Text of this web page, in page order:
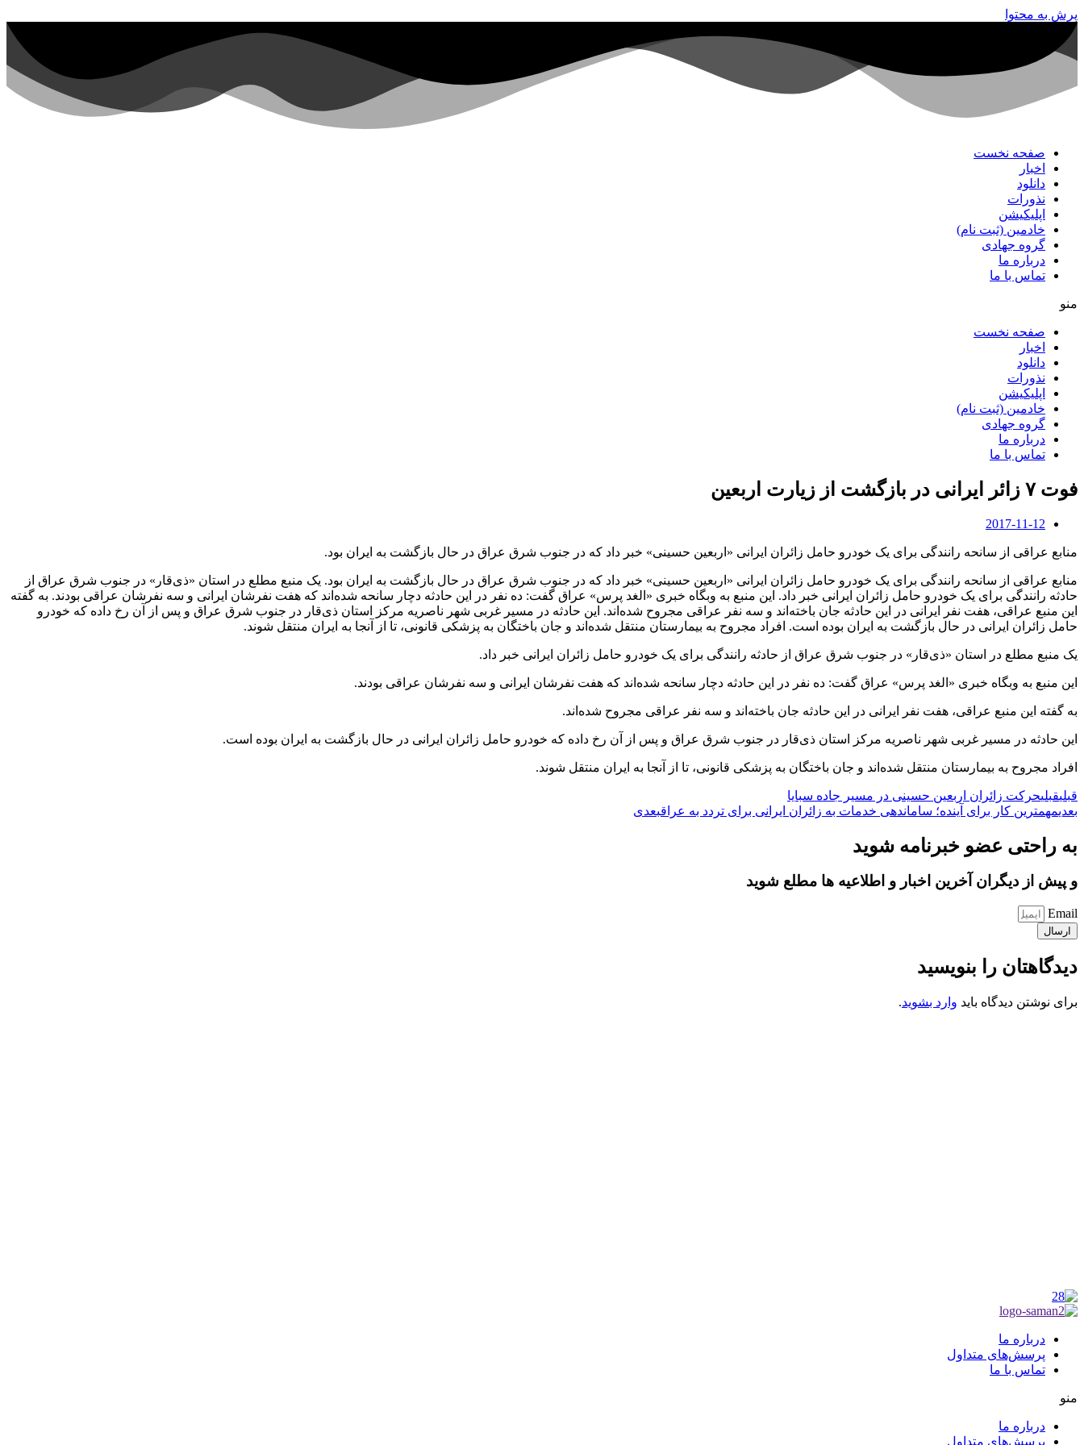
پرش به محتوا
صفحه نخست
اخبار
دانلود
نذورات
اپلیکیشن
خادمین (ثبت نام)
گروه جهادی
درباره ما
تماس با ما
منو
صفحه نخست
اخبار
دانلود
نذورات
اپلیکیشن
خادمین (ثبت نام)
گروه جهادی
درباره ما
تماس با ما
فوت ۷ زائر ایرانی در بازگشت از زیارت اربعین
2017-11-12
منابع عراقی از سانحه رانندگی برای یک خودرو حامل زائران ایرانی «اربعین حسینی» خبر داد که در جنوب شرق عراق در حال بازگشت به ایران بود.
منابع عراقی از سانحه رانندگی برای یک خودرو حامل زائران ایرانی «اربعین حسینی» خبر داد که در جنوب شرق عراق در حال بازگشت به ایران بود. یک منبع مطلع در استان «ذی‌قار» در جنوب شرق عراق از
حادثه رانندگی برای یک خودرو حامل زائران ایرانی خبر داد. این منبع به وبگاه خبری «الغد پرس» عراق گفت: ده نفر در این حادثه دچار سانحه شده‌اند که هفت نفرشان ایرانی و سه نفرشان عراقی بودند. به گفته
این منبع عراقی، هفت نفر ایرانی در این حادثه جان باخته‌اند و سه نفر عراقی مجروح شده‌اند. این حادثه در مسیر غربی شهر ناصریه مرکز استان ذی‌قار در جنوب شرق عراق و پس از آن رخ داده که خودرو
حامل زائران ایرانی در حال بازگشت به ایران بوده است. افراد مجروح به بیمارستان منتقل شده‌اند و جان باختگان به پزشکی قانونی، تا از آنجا به ایران منتقل شوند.
یک منبع مطلع در استان «ذی‌قار» در جنوب شرق عراق از حادثه رانندگی برای یک خودرو حامل زائران ایرانی خبر داد.
این منبع به وبگاه خبری «الغد پرس» عراق گفت: ده نفر در این حادثه دچار سانحه شده‌اند که هفت نفرشان ایرانی و سه نفرشان عراقی بودند.
به گفته این منبع عراقی، هفت نفر ایرانی در این حادثه جان باخته‌اند و سه نفر عراقی مجروح شده‌اند.
این حادثه در مسیر غربی شهر ناصریه مرکز استان ذی‌قار در جنوب شرق عراق و پس از آن رخ داده که خودرو حامل زائران ایرانی در حال بازگشت به ایران بوده است.
افراد مجروح به بیمارستان منتقل شده‌اند و جان باختگان به پزشکی قانونی، تا از آنجا به ایران منتقل شوند.
قبلیقبلیحرکت زائران اربعین حسینی در مسیر جاده سبایا
بعدیمهمترین کار برای آینده؛ ساماندهی خدمات به زائران ایرانی برای تردد به عراقبعدی
به راحتی عضو خبرنامه شوید
و پیش از دیگران آخرین اخبار و اطلاعیه ها مطلع شوید
Email
ارسال
دیدگاهتان را بنویسید
برای نوشتن دیدگاه باید وارد بشوید.
درباره ما
پرسش‌های متداول
تماس با ما
منو
درباره ما
پرسش‌های متداول